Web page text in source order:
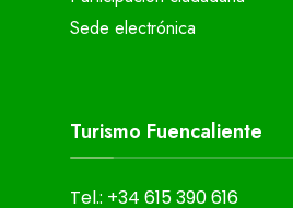
Sede electrónica
Turismo Fuencaliente
Tel.: +34 615 390 616